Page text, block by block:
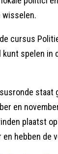
wisselen.
cursus
kunt spelen in
staat
en
plaatst
hebben de